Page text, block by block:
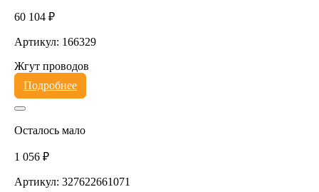
60 104 ₽
Артикул: 166329
Жгут проводов
Подробнее
Осталось мало
1 056 ₽
Артикул: 327622661071